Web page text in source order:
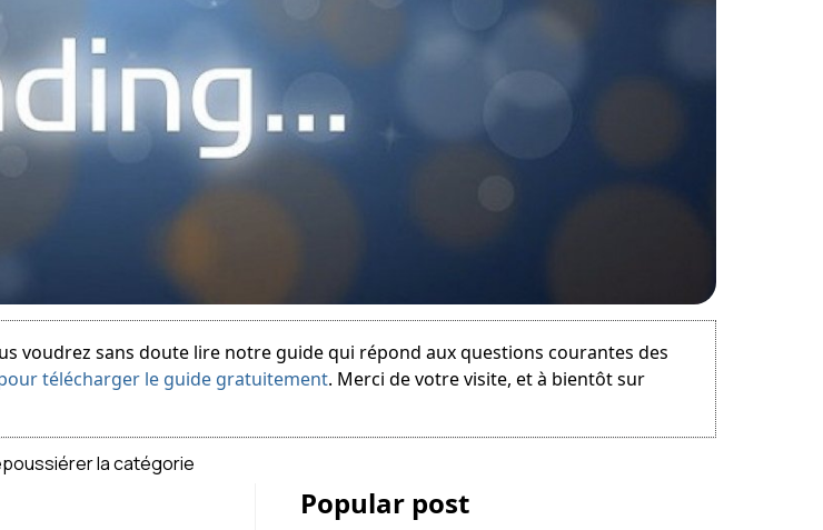
voudrez sans doute lire notre guide qui répond aux questions courantes des
télécharger le guide gratuitement. Merci de votre visite, et à bientôt sur
la catégorie
Popular post